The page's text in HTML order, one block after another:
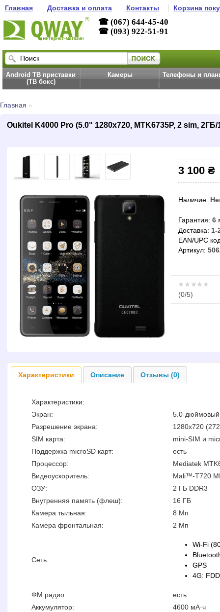
Главная Доставка и оплата Контакты Корзина
☎ (067) 644-45-40
☎ (093) 922-51-91
Android ТВ приставки
(ТВ бокс)
Камеры Телефоны и
Главная »
Oukitel K4000 Pro (5.0" 1280х720, MTK6735P, 2 sim,
3 100 ₴
Наличие:
Гарантия: 6
Доставка: 1-
EAN/UPC
Артикул:
(0/5)
Характеристики Описание Отзывы (0)
Характеристики:
Экран:
5.0-дюймовый
Разрешение экрана:
1280х720
SIM карта:
mini-SIM и
Поддержка microSD карт:
есть
Процессор:
Mediatek
Видеоускоритель:
Mali™-T720
ОЗУ:
2 ГБ DDR3
Внутренняя память (флеш):
16 ГБ
Камера тыльная:
8 Мп
Камера фронтальная:
2 Мп
Сеть:
Wi-Fi
GPS
4G:
ФМ радио:
есть
Аккумулятор:
4600 мА·ч